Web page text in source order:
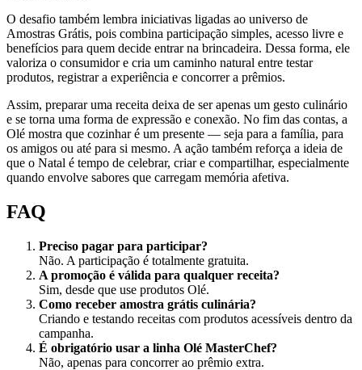
O desafio também lembra iniciativas ligadas ao universo de
Amostras Grátis, pois combina participação simples, acesso livre e
benefícios para quem decide entrar na brincadeira. Dessa forma, ele
valoriza o consumidor e cria um caminho natural entre testar
produtos, registrar a experiência e concorrer a prêmios.
Assim, preparar uma receita deixa de ser apenas um gesto culinário
e se torna uma forma de expressão e conexão. No fim das contas, a
Olé mostra que cozinhar é um presente — seja para a família, para
os amigos ou até para si mesmo. A ação também reforça a ideia de
que o Natal é tempo de celebrar, criar e compartilhar, especialmente
quando envolve sabores que carregam memória afetiva.
FAQ
Preciso pagar para participar?
Não. A participação é totalmente gratuita.
A promoção é válida para qualquer receita?
Sim, desde que use produtos Olé.
Como receber amostra grátis culinária?
Criando e testando receitas com produtos acessíveis dentro da
campanha.
É obrigatório usar a linha Olé MasterChef?
Não, apenas para concorrer ao prêmio extra.